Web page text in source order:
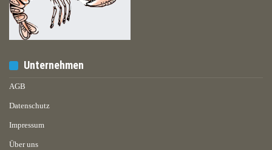
Unternehmen
AGB
Datenschutz
Impressum
Über uns